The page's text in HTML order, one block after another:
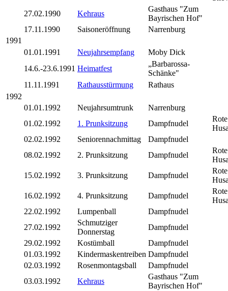
27.02.1990
Kehraus
Gasthaus "Zum
Bayrischen Hof"
17.11.1990
Saisoneröffnung
Narrenburg
1991
01.01.1991
Neujahrsempfang
Moby Dick
14.6.-23.6.1991 Heimatfest
„Barbarossa-
Schänke"
11.11.1991
Rathausstürmung
Rathaus
1992
01.01.1992
Neujahrsumtrunk
Narrenburg
01.02.1992
1. Prunksitzung Dampfnudel
Rote
02.02.1992
Seniorennachmittag
Dampfnudel
08.02.1992
2. Prunksitzung Dampfnudel
Rote
15.02.1992
3. Prunksitzung Dampfnudel
Rote
16.02.1992
4. Prunksitzung Dampfnudel
Rote
22.02.1992
Lumpenball
Dampfnudel
27.02.1992
Schmutziger
Donnerstag
Dampfnudel
29.02.1992
Kostümball
Dampfnudel
01.03.1992
Kindermaskentreiben Dampfnudel
02.03.1992
Rosenmontagsball
Dampfnudel
03.03.1992
Kehraus
Gasthaus "Zum
Bayrischen Hof"